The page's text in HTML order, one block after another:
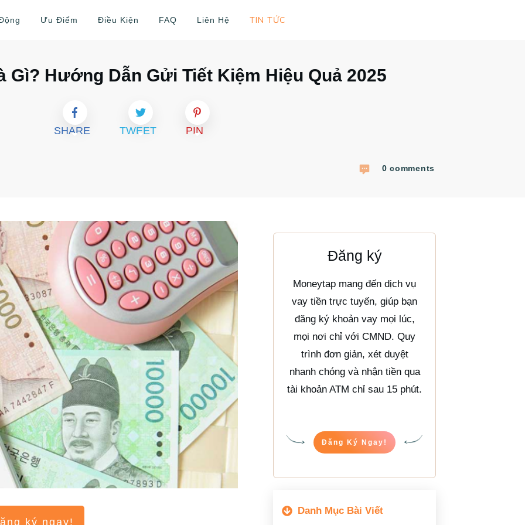
Ưu Điểm Điều Kiện FAQ Liên Hệ TIN TỨC
Gì? Hướng Dẫn Gửi Tiết Kiệm Hiệu Quả 2025
SHARE TWEET PIN
0 comments
ký ngay!
Đăng ký
Moneytap mang đến dịch vụ
vay tiền trực tuyến, giúp bạn
đăng ký khoản vay mọi lúc,
mọi nơi chỉ với CMND. Quy
trình đơn giản, xét duyệt
nhanh chóng và nhận tiền qua
tài khoản ATM chỉ sau 15 phút.
Đăng Ký Ngay!
Danh Mục Bài Viết